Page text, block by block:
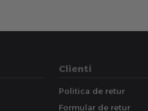
Clienti
Politica de retur
Formular de retur